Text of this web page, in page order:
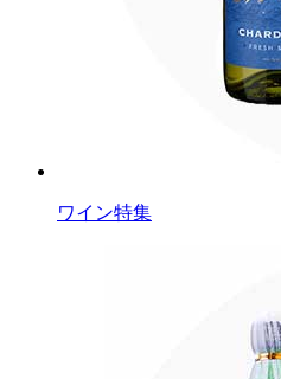
ワイン特集